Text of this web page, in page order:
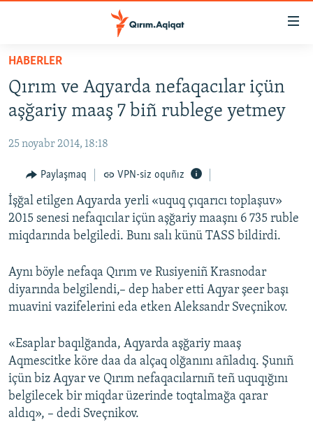
Esas
qaytmaq
Baş
navigatsiyağa
qaytmaq
qaytmaq
SİYASET
İQTİSADİYAT
CEMİYET
MEDENİYET
İNSAN AQLARI
VİDEO
BLOGLAR
FİKİR
Русский
Українською
QOŞULIÑIZ!
HABERLER
Qırım ve Aqyarda nefaqacılar içün
aşğariy maaş 7 biñ rublege yetmey
25 noyabr 2014, 18:18
Paylaşmaq VPN-siz oquñız
İşğal etilgen Aqyarda yerli «uquq çıqarıcı toplaşuv»
2015 senesi nefaqıcılar içün aşğariy maaşnı 6 735 ruble
miqdarında belgiledi. Bunı salı künü TASS bildirdi.
Aynı böyle nefaqa Qırım ve Rusiyeniñ Krasnodar
diyarında belgilendi,– dep haber etti Aqyar şeer başı
muavini vazifelerini eda etken Aleksandr Sveçnikov.
«Esaplar baqılğanda, Aqyarda aşğariy maaş
Aqmescitke köre daa da alçаq olğanını añladıq. Şunıñ
içün biz Aqyar ve Qırım nefaqacılarnıñ teñ uquqığını
belgilecek bir miqdar üzerinde toqtalmağa qarar
aldıq», – dedi Sveçnikov.